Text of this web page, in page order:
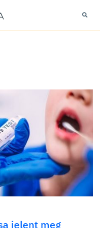
jelent meg